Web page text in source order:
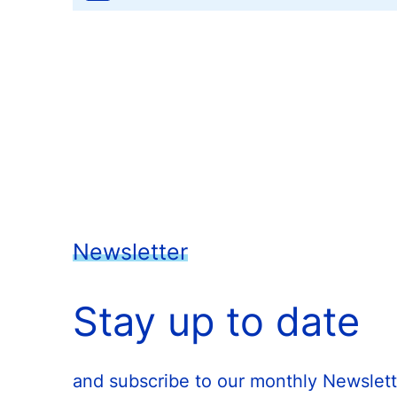
Newsletter
Stay up to date
and subscribe to our monthly